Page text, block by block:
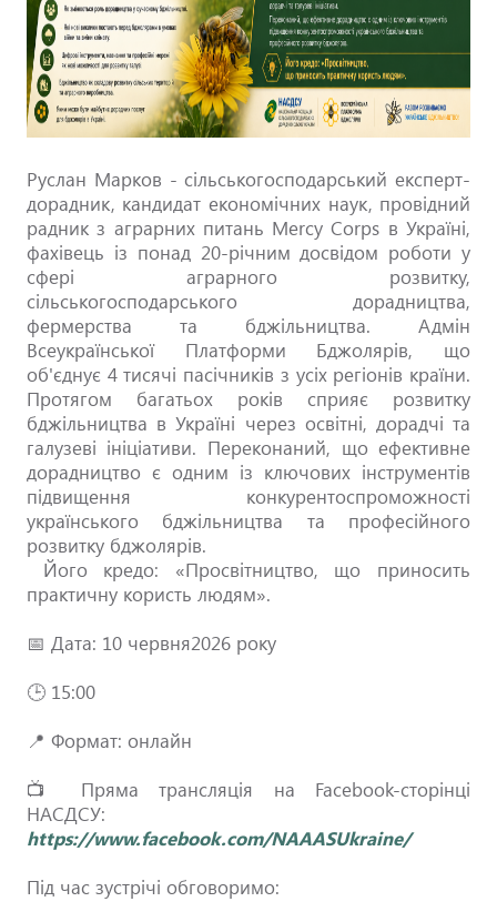
Руслан Марков - сільськогосподарський експерт-
дорадник, кандидат економічних наук, провідний
радник з аграрних питань Mercy Corps в Україні,
фахівець із понад 20-річним досвідом роботи у
сфері аграрного розвитку,
сільськогосподарського дорадництва,
фермерства та бджільництва. Адмін
Всеукраїнської Платформи Бджолярів, що
об'єднує 4 тисячі пасічників з усіх регіонів країни.
Протягом багатьох років сприяє розвитку
бджільництва в Україні через освітні, дорадчі та
галузеві ініціативи. Переконаний, що ефективне
дорадництво є одним із ключових інструментів
підвищення конкурентоспроможності
українського бджільництва та професійного
розвитку бджолярів.
Його кредо: «Просвітництво, що приносить
практичну користь людям».
📅 Дата: 10 червня2026 року
🕒 15:00
📍 Формат: онлайн
📺 Пряма трансляція на Facebook-сторінці
НАСДСУ:
https://www.facebook.com/NAAASUkraine/
Під час зустрічі обговоримо: